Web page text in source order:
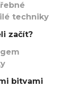
techniky
začít?
bitvami